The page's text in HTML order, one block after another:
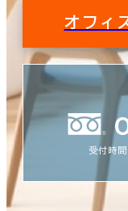
オフィ
受付時